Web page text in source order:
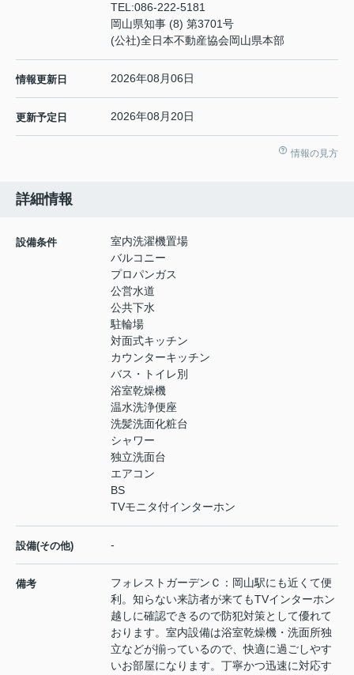
TEL:086-222-5181
岡山県知事 (8) 第3701号
(公社)全日本不動産協会岡山県本部
情報更新日 2026年08月06日
更新予定日 2026年08月20日
情報の見方
詳細情報
設備条件
室内洗濯機置場
バルコニー
プロパンガス
公営水道
公共下水
駐輪場
対面式キッチン
カウンターキッチン
バス・トイレ別
浴室乾燥機
温水洗浄便座
洗髪洗面化粧台
シャワー
独立洗面台
エアコン
BS
TVモニタ付インターホン
設備(その他) -
備考
フォレストガーデンＣ：岡山駅にも近くて便
利。知らない来訪者が来てもTVインターホン
越しに確認できるので防犯対策として優れて
おります。室内設備は浴室乾燥機・洗面所独
立などが揃っているので、快適に過ごしやす
いお部屋になります。丁寧かつ迅速に対応す